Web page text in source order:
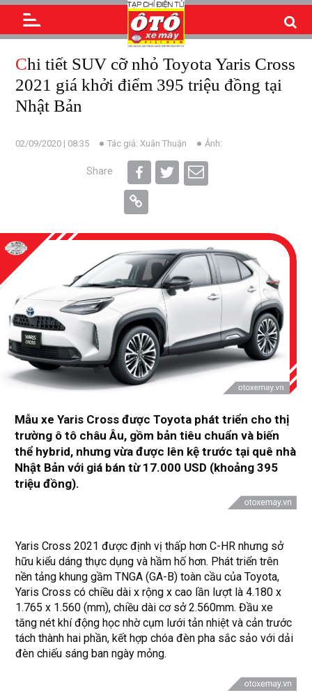
Chi tiết SUV cỡ nhỏ Toyota Yaris Cross
2021 giá khởi điểm 395 triệu đồng tại
Nhật Bản
02/09/2020 | 08:35 Tác giả: Xuân Thuận Ảnh:
Share
Mẫu xe Yaris Cross được Toyota phát triển cho thị
trường ô tô châu Âu, gồm bản tiêu chuẩn và biến
thể hybrid, nhưng vừa được lên kệ trước tại quê nhà
Nhật Bản với giá bán từ 17.000 USD (khoảng 395
triệu đồng).
Yaris Cross 2021 được định vị thấp hơn C-HR nhưng sở
hữu kiểu dáng thực dụng và hầm hố hơn. Phát triển trên
nền tảng khung gầm TNGA (GA-B) toàn cầu của Toyota,
Yaris Cross có chiều dài x rộng x cao lần lượt là 4.180 x
1.765 x 1.560 (mm), chiều dài cơ sở 2.560mm. Đầu xe
tăng nét khí động học nhờ cụm lưới tản nhiệt và cản trước
tách thành hai phần, kết hợp chóa đèn pha sắc sảo với dải
đèn chiếu sáng ban ngày mỏng.